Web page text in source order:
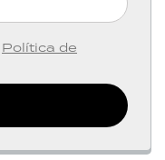
Política de